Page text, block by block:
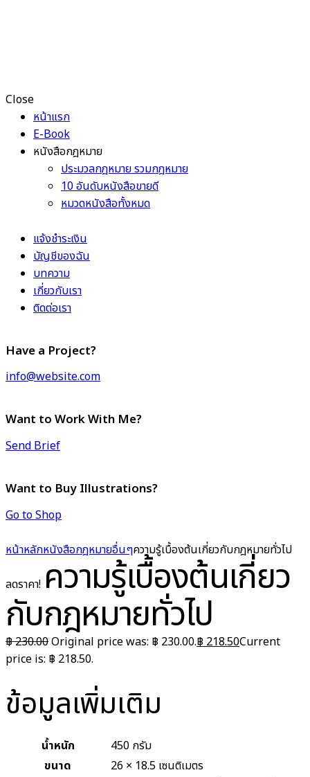
Close
หน้าแรก
E-Book
หนังสือกฎหมาย
ประมวลกฎหมาย รวมกฎหมาย
10 อันดับหนังสือขายดี
หมวดหนังสือทั้งหมด
แจ้งชำระเงิน
บัญชีของฉัน
บทความ
เกี่ยวกับเรา
ติดต่อเรา
Have a Project?
info@website.com
Want to Work With Me?
Send Brief
Want to Buy Illustrations?
Go to Shop
หน้าหลักหนังสือกฎหมายอื่นๆความรู้เบื้องต้นเกี่ยวกับกฎหมายทั่วไป
ลดราคา! ความรู้เบื้องต้นเกี่ยว
กับกฎหมายทั่วไป
฿230.00Original price was: ฿ 230.00.฿ 218.50Current
price is: ฿ 218.50.
ข้อมูลเพิ่มเติม
น้ำหนัก
450 กรัม
ขนาด
26 × 18.5 เซนติเมตร